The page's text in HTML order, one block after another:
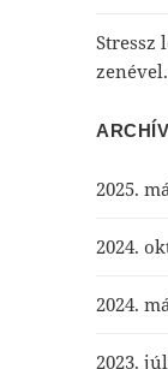
Stressz
zenével.
2025.
2024.
2024.
2023.